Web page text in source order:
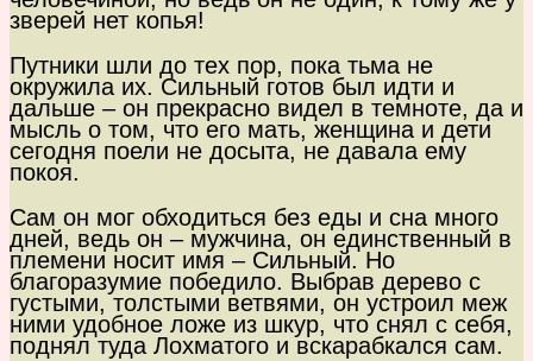
зверей нет копья!
Путники шли до тех пор, пока тьма не
окружила их. Сильный готов был идти и
дальше – он прекрасно видел в темноте, да и
мысль о том, что его мать, женщина и дети
сегодня поели не досыта, не давала ему
покоя.
Сам он мог обходиться без еды и сна много
дней, ведь он – мужчина, он единственный в
племени носит имя – Сильный. Но
благоразумие победило. Выбрав дерево с
густыми, толстыми ветвями, он устроил меж
ними удобное ложе из шкур, что снял с себя,
поднял туда Лохматого и вскарабкался сам.